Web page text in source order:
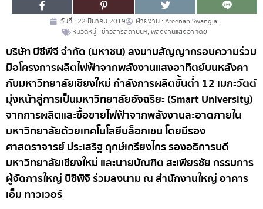
วันที่ : 22 มีนาคม 2019 ฝ่ายงาน : Areenan Swangjai
หมวดหมู่ : ข่าวสารสถาบันฯ, พลังงานแสงอาทิตย์
บริษัท บีซีพีจี จำกัด (มหาชน) ลงนามสัญญากรอบความร่วม
มือโครงการผลิตไฟฟ้าจากพลังงานแสงอาทิตย์บนหลังคา
กับมหาวิทยาลัยเชียงใหม่ กำลังการผลิตขั้นต่ำ 12 เมกะวัตต์
มุ่งหน้าสู่การเป็นมหาวิทยาลัยอัจฉริยะ (Smart University)
จากการผลิตและซื้อขายไฟฟ้าจากพลังงานสะอาดภายใน
มหาวิทยาลัยด้วยเทคโนโลยีบล็อกเชน โดยมีรอง
ศาสตราจารย์ ประเสริฐ ฤกษ์เกรียงไกร รองอธิการบดี
มหาวิทยาลัยเชียงใหม่ และนายบัณฑิต สะเพียรชัย กรรมการ
ผู้จัดการใหญ่ บีซีพีจี ร่วมลงนาม ณ สำนักงานใหญ่ อาคาร
เอ็ม ทาวเวอร์